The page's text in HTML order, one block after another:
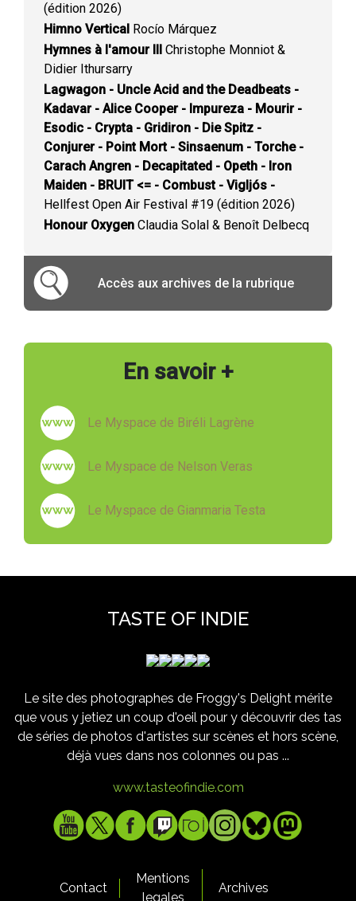
(édition 2026)
Himno Vertical Rocío Márquez
Hymnes à l'amour III Christophe Monniot &
Didier Ithursarry
Lagwagon - Uncle Acid and the Deadbeats -
Kadavar - Alice Cooper - Impureza - Mourir -
Esodic - Crypta - Gridiron - Die Spitz -
Conjurer - Point Mort - Sinsaenum - Torche -
Carach Angren - Decapitated - Opeth - Iron
Maiden - BRUIT <= - Combust - Vigljós -
Hellfest Open Air Festival #19 (édition 2026)
Honour Oxygen Claudia Solal & Benoît Delbecq
Accès aux archives de la rubrique
En savoir +
Le Myspace de Biréli Lagrène
Le Myspace de Nelson Veras
Le Myspace de Gianmaria Testa
TASTE OF INDIE
Le site des photographes de Froggy's Delight mérite
que vous y jetiez un coup d'oeil pour y découvrir des tas
de séries de photos d'artistes sur scènes et hors scène,
déjà vues dans nos colonnes ou pas ...
www.tasteofindie.com
Contact
Mentions
legales
Archives